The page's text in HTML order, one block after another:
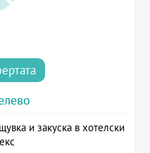
и закуска в хотелски